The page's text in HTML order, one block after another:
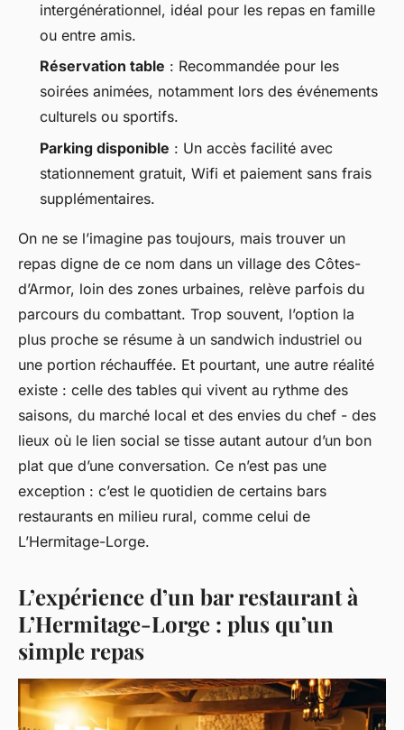
intergénérationnel, idéal pour les repas en famille
ou entre amis.
Réservation table : Recommandée pour les
soirées animées, notamment lors des événements
culturels ou sportifs.
Parking disponible : Un accès facilité avec
stationnement gratuit, Wifi et paiement sans frais
supplémentaires.
On ne se l’imagine pas toujours, mais trouver un
repas digne de ce nom dans un village des Côtes-
d’Armor, loin des zones urbaines, relève parfois du
parcours du combattant. Trop souvent, l’option la
plus proche se résume à un sandwich industriel ou
une portion réchauffée. Et pourtant, une autre réalité
existe : celle des tables qui vivent au rythme des
saisons, du marché local et des envies du chef - des
lieux où le lien social se tisse autant autour d’un bon
plat que d’une conversation. Ce n’est pas une
exception : c’est le quotidien de certains bars
restaurants en milieu rural, comme celui de
L’Hermitage-Lorge.
L’expérience d’un bar restaurant à
L’Hermitage-Lorge : plus qu’un
simple repas